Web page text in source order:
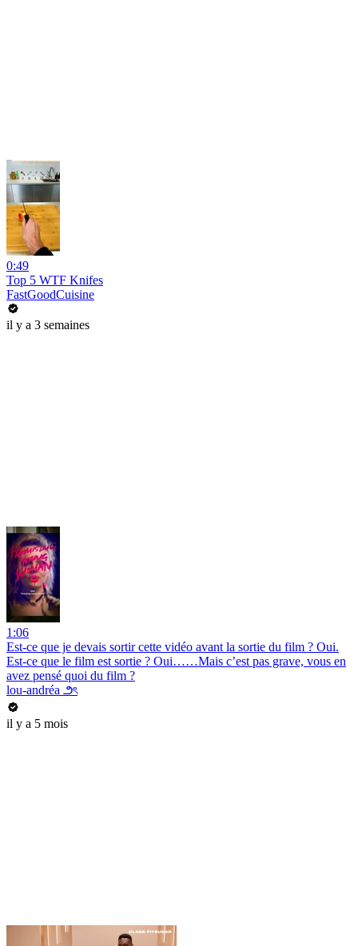
0:49
Top 5 WTF Knifes
FastGoodCuisine
il y a 3 semaines
1:06
Est-ce que je devais sortir cette vidéo avant la sortie du film ? Oui.
Est-ce que le film est sortie ? Oui……Mais c’est pas grave, vous en
avez pensé quoi du film ?
lou-andréa ౨ৎ
il y a 5 mois